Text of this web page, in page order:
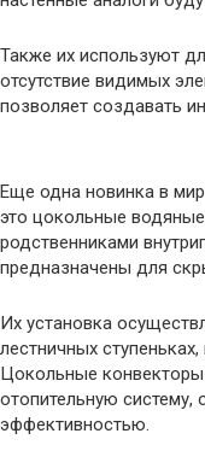
Также их используют
отсутствие видимых
позволяет создавать
Еще одна новинка в
это цокольные
родственниками
предназначены для
Их установка
лестничных
Цокольные
отопительную
эффективностью.